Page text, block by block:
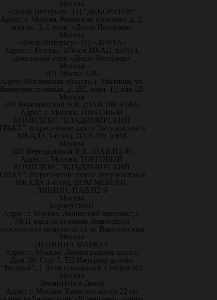
Москва
«Декор Интерьер» ТЦ "ДЕКОРАТОР"
Адрес: г. Москва, Рязанский проспект, д. 2,
корпус. 3, 1 этаж, «Декор Интерьер»
Москва
«Декор Интерьер» ТЦ «ЛЕНТА»
Адрес: г. Москва, 47й км МКАД, вл31с1,
цокольный этаж «Декор Интерьер»
Москва
ИП Абаева А.В.
Адрес: Московская область, г. Мытищи, ул.
Коммунистическая, д. 25Г, корп. 11, пав. 20
Москва
ИП Верещинский В.В. (ПАВ.19Е и 6М)
Адрес: г. Москва, ТОРГОВЫЙ
КОМПЛЕКС "ВЛАДИМИРСКИЙ
(пересечение шоссе Энтузиастов и
МКАДА 1-й км), ПАВ.19Е и 6М
Москва
ИП Верещинский В.В. (ПАВ.П2-9)
Адрес: г. Москва, ТОРГОВЫЙ
КОМПЛЕКС "ВЛАДИМИРСКИЙ
(пересечение шоссе Энтузиастов и
МКАДА 1-й км), ДОМ МЕБЕЛИ,
ЛИНИЯ1, ПАВ.П2-9
Москва
Корнер Oboi1
Адрес: г. Москва, Ленинский проспект д.
70/11 вход со стороны Ленинского
(4 минуты от ст. м. Вавиловская)
Москва
ЛЕПНИНА МАРКЕТ
Адрес: г. Москва, Ленинградское шоссе,
Дом. 58, Стр. 7, ТЦ Интерьер дизайн
"Водный", 1 Этаж цокольный, Секция 021
Москва
ЛепниННа и Декор
Адрес: г. Москва, Киевское шоссе 22-ой